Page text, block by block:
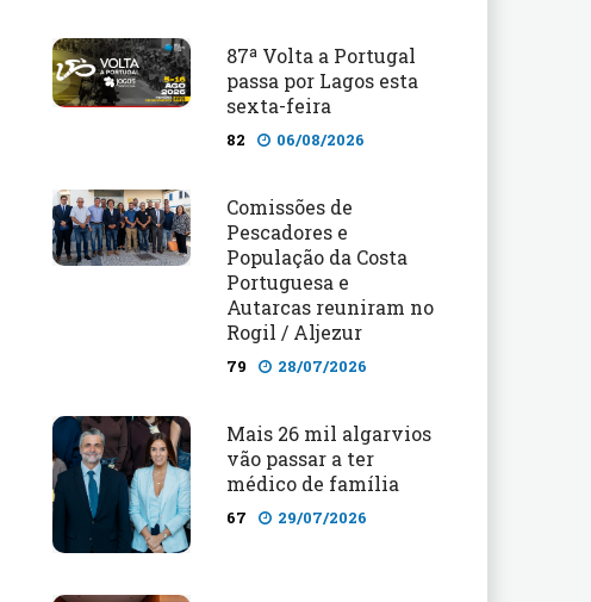
87ª Volta a Portugal
passa por Lagos esta
sexta-feira
82 06/08/2026
Comissões de
Pescadores e
População da Costa
Portuguesa e
Autarcas reuniram no
Rogil / Aljezur
79 28/07/2026
Mais 26 mil algarvios
vão passar a ter
médico de família
67 29/07/2026